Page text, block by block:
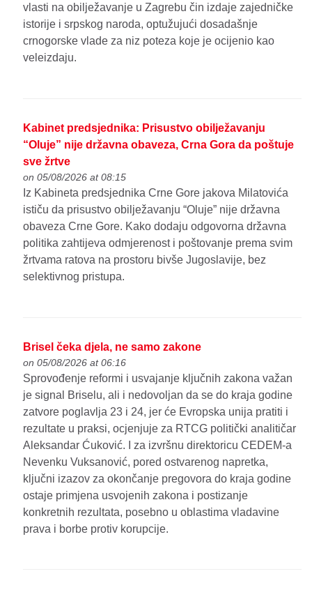
vlasti na obilježavanje u Zagrebu čin izdaje zajedničke
istorije i srpskog naroda, optužujući dosadašnje
crnogorske vlade za niz poteza koje je ocijenio kao
veleizdaju.
Kabinet predsjednika: Prisustvo obilježavanju
“Oluje” nije državna obaveza, Crna Gora da poštuje
sve žrtve
on 05/08/2026 at 08:15
Iz Kabineta predsjednika Crne Gore jakova Milatovića
ističu da prisustvo obilježavanju “Oluje” nije državna
obaveza Crne Gore. Kako dodaju odgovorna državna
politika zahtijeva odmjerenost i poštovanje prema svim
žrtvama ratova na prostoru bivše Jugoslavije, bez
selektivnog pristupa.
Brisel čeka djela, ne samo zakone
on 05/08/2026 at 06:16
Sprovođenje reformi i usvajanje ključnih zakona važan
je signal Briselu, ali i nedovoljan da se do kraja godine
zatvore poglavlja 23 i 24, jer će Evropska unija pratiti i
rezultate u praksi, ocjenjuje za RTCG politički analitičar
Aleksandar Ćuković. I za izvršnu direktoricu CEDEM-a
Nevenku Vuksanović, pored ostvarenog napretka,
ključni izazov za okončanje pregovora do kraja godine
ostaje primjena usvojenih zakona i postizanje
konkretnih rezultata, posebno u oblastima vladavine
prava i borbe protiv korupcije.